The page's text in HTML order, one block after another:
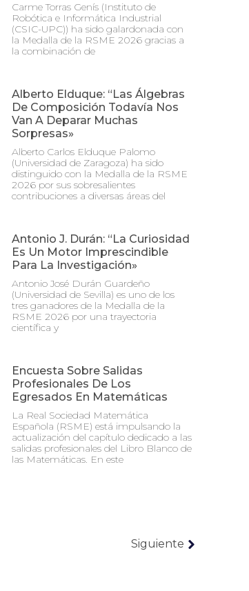
Carme Torras Genís (Instituto de
Robótica e Informática Industrial
(CSIC-UPC)) ha sido galardonada con
la Medalla de la RSME 2026 gracias a
la combinación de
Alberto Elduque: “Las Álgebras
De Composición Todavía Nos
Van A Deparar Muchas
Sorpresas»
Alberto Carlos Elduque Palomo
(Universidad de Zaragoza) ha sido
distinguido con la Medalla de la RSME
2026 por sus sobresalientes
contribuciones a diversas áreas del
Antonio J. Durán: “La Curiosidad
Es Un Motor Imprescindible
Para La Investigación»
Antonio José Durán Guardeño
(Universidad de Sevilla) es uno de los
tres ganadores de la Medalla de la
RSME 2026 por una trayectoria
científica y
Encuesta Sobre Salidas
Profesionales De Los
Egresados En Matemáticas
La Real Sociedad Matemática
Española (RSME) está impulsando la
actualización del capítulo dedicado a las
salidas profesionales del Libro Blanco de
las Matemáticas. En este
Siguiente